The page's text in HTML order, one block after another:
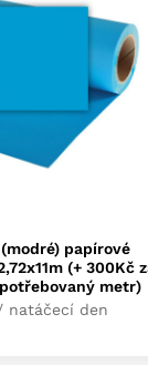
papírové
(+ 300Kč
metr)
natáčecí den